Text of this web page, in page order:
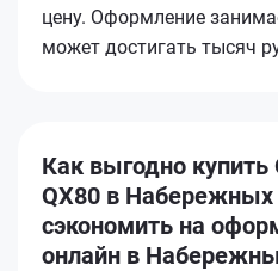
цену. Оформление
может достигать тысяч
Как выгодно
QX80 в Набережных
сэкономить на
онлайн в